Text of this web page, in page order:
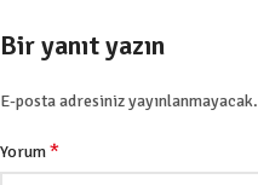
Bir yanıt yazın
E-posta adresiniz yayınlanmayacak.
Yorum*